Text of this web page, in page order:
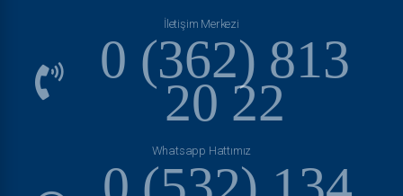
İletişim Merkezi
0 (362) 813
20 22
Whatsapp Hattımız